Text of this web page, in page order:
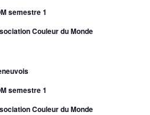
semestre 1
Couleur du Monde
semestre 1
Couleur du Monde